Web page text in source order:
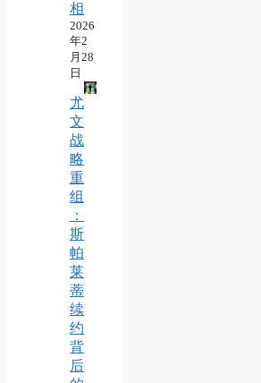
相
2026
年2
月28
日
尤
文
战
略
重
组
：
斯
帕
莱
蒂
续
约
背
后